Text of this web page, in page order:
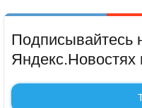
Подписывайтесь
Яндекс.Новостях